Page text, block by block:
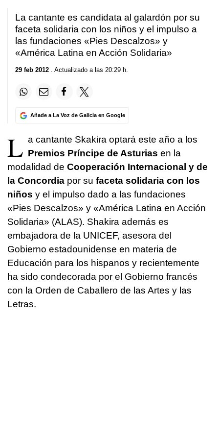
La cantante es candidata al galardón por su
faceta solidaria con los niños y el impulso a
las fundaciones «Pies Descalzos» y
«América Latina en Acción Solidaria»
29 feb 2012 . Actualizado a las 20:29 h.
Añade a La Voz de Galicia en Google
L a cantante Skakira optará este año a los
Premios Príncipe de Asturias en la
modalidad de Cooperación Internacional y de
la Concordia por su faceta solidaria con los
niños y el impulso dado a las fundaciones
«Pies Descalzos» y «América Latina en Acción
Solidaria» (ALAS). Shakira además es
embajadora de la UNICEF, asesora del
Gobierno estadounidense en materia de
Educación para los hispanos y recientemente
ha sido condecorada por el Gobierno francés
con la Orden de Caballero de las Artes y las
Letras.